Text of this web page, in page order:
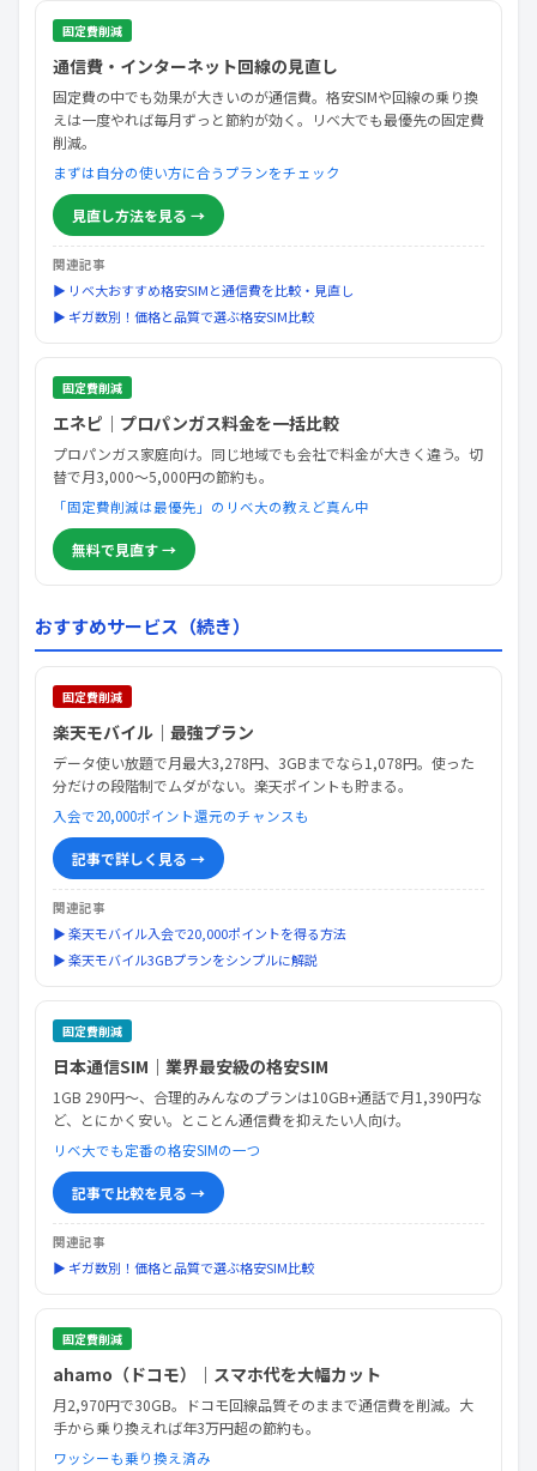
固定費削減
通信費・インターネット回線の見直し
固定費の中でも効果が大きいのが通信費。格安SIMや回線の乗り換
えは一度やれば毎月ずっと節約が効く。リベ大でも最優先の固定費
削減。
まずは自分の使い方に合うプランをチェック
見直し方法を見る →
関連記事
▶ リベ大おすすめ格安SIMと通信費を比較・見直し
▶ ギガ数別！価格と品質で選ぶ格安SIM比較
固定費削減
エネピ｜プロパンガス料金を一括比較
プロパンガス家庭向け。同じ地域でも会社で料金が大きく違う。切
替で月3,000〜5,000円の節約も。
「固定費削減は最優先」のリベ大の教えど真ん中
無料で見直す →
おすすめサービス（続き）
固定費削減
楽天モバイル｜最強プラン
データ使い放題で月最大3,278円、3GBまでなら1,078円。使った
分だけの段階制でムダがない。楽天ポイントも貯まる。
入会で20,000ポイント還元のチャンスも
記事で詳しく見る →
関連記事
▶ 楽天モバイル入会で20,000ポイントを得る方法
▶ 楽天モバイル3GBプランをシンプルに解説
固定費削減
日本通信SIM｜業界最安級の格安SIM
1GB 290円〜、合理的みんなのプランは10GB+通話で月1,390円な
ど、とにかく安い。とことん通信費を抑えたい人向け。
リベ大でも定番の格安SIMの一つ
記事で比較を見る →
関連記事
▶ ギガ数別！価格と品質で選ぶ格安SIM比較
固定費削減
ahamo（ドコモ）｜スマホ代を大幅カット
月2,970円で30GB。ドコモ回線品質そのままで通信費を削減。大
手から乗り換えれば年3万円超の節約も。
ワッシーも乗り換え済み